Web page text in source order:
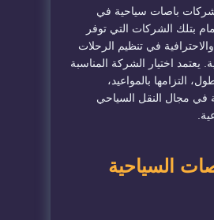
باصات سياحية في
بتلك الشركات التي توفر
والاحترافية في تنظيم الرحلات
يعتمد اختيار الشركة المناسبة
التزامها بالمواعيد،
في مجال النقل السياحي
السياحية